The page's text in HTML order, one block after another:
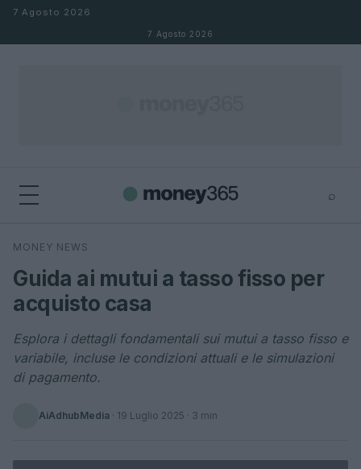
Salta al contenuto
7 Agosto 2026
7 Agosto 2026
⌕
Cerca
MONEY NEWS
Guida ai mutui a tasso fisso per
acquisto casa
Esplora i dettagli fondamentali sui mutui a tasso fisso e
variabile, incluse le condizioni attuali e le simulazioni
di pagamento.
AiAdhubMedia · 19 Luglio 2025 · 3 min